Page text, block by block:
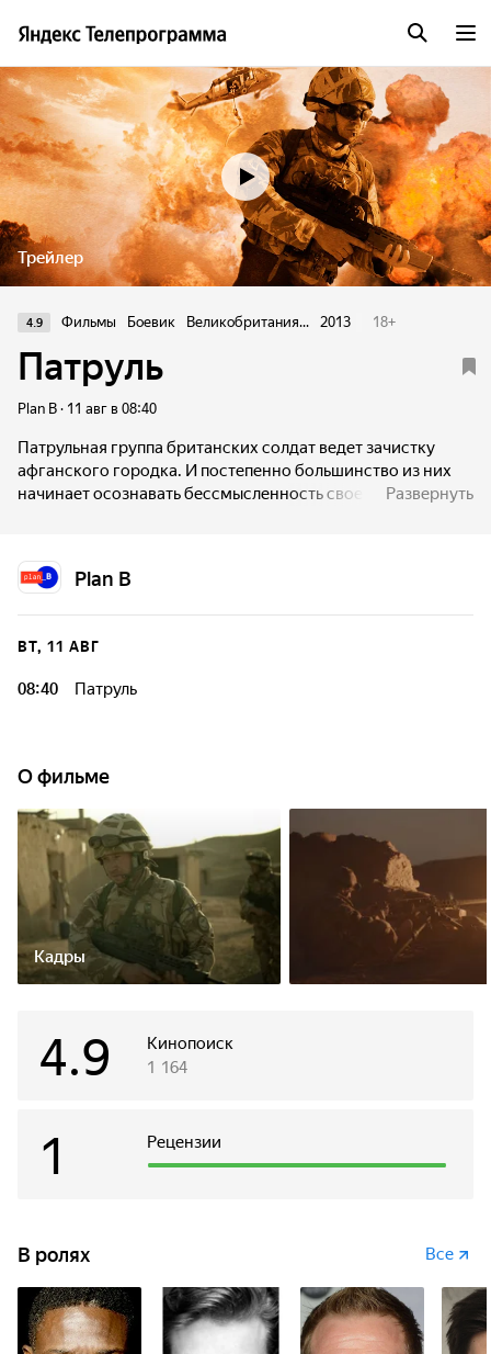
Трейлер
4.9 Фильмы Боевик Великобритания... 2013 18+
Патруль
Plan B · 11 авг в 08:40
Патрульная группа британских солдат ведет зачистку
афганского городка. И постепенно большинство из них
начинает осознавать бессмысленность своего
Развернуть
Plan B
ВТ, 11 АВГ
08:40 Патруль
О фильме
Кадры
Кинопоиск
4.9 1 164
Рецензии
1
В ролях Все